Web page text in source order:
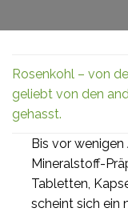
Bis vor
Mineralstoff-
Tabletten,
scheint sich ein
Rosenkohl – von
geliebt von den
gehasst.